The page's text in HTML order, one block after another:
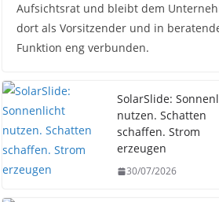
Aufsichtsrat und bleibt dem
dort als Vorsitzender und in
Funktion eng verbunden.
SolarSlide:
nutzen. Schatten
schaffen. Strom
erzeugen
30/07/2026